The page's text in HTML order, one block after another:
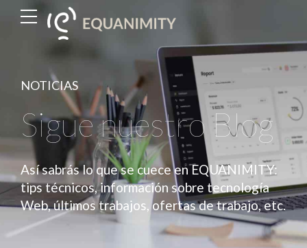
NOTICIAS
Sigue nuestro Blog
Así sabrás lo que se cuece en EQUANIMITY:
tips técnicos, información sobre tecnología
Web, últimos trabajos, ofertas de trabajo, etc.